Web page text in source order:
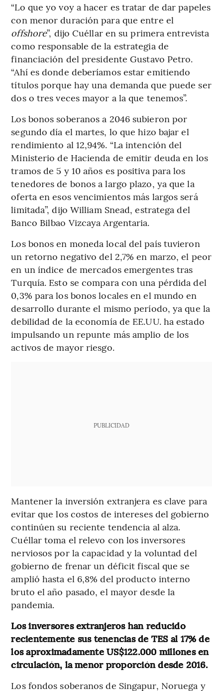
“Lo que yo voy a hacer es tratar de dar papeles
con menor duración para que entre el
offshore”, dijo Cuéllar en su primera entrevista
como responsable de la estrategia de
financiación del presidente Gustavo Petro.
“Ahí es donde deberíamos estar emitiendo
títulos porque hay una demanda que puede ser
dos o tres veces mayor a la que tenemos”.
Los bonos soberanos a 2046 subieron por
segundo día el martes, lo que hizo bajar el
rendimiento al 12,94%. “La intención del
Ministerio de Hacienda de emitir deuda en los
tramos de 5 y 10 años es positiva para los
tenedores de bonos a largo plazo, ya que la
oferta en esos vencimientos más largos será
limitada”, dijo William Snead, estratega del
Banco Bilbao Vizcaya Argentaria.
Los bonos en moneda local del país tuvieron
un retorno negativo del 2,7% en marzo, el peor
en un índice de mercados emergentes tras
Turquía. Esto se compara con una pérdida del
0,3% para los bonos locales en el mundo en
desarrollo durante el mismo período, ya que la
debilidad de la economía de EE.UU. ha estado
impulsando un repunte más amplio de los
activos de mayor riesgo.
PUBLICIDAD
Mantener la inversión extranjera es clave para
evitar que los costos de intereses del gobierno
continúen su reciente tendencia al alza.
Cuéllar toma el relevo con los inversores
nerviosos por la capacidad y la voluntad del
gobierno de frenar un déficit fiscal que se
amplió hasta el 6,8% del producto interno
bruto el año pasado, el mayor desde la
pandemia.
Los inversores extranjeros han reducido
recientemente sus tenencias de TES al 17% de
los aproximadamente US$122.000 millones en
circulación, la menor proporción desde 2016.
Los fondos soberanos de Singapur, Noruega y